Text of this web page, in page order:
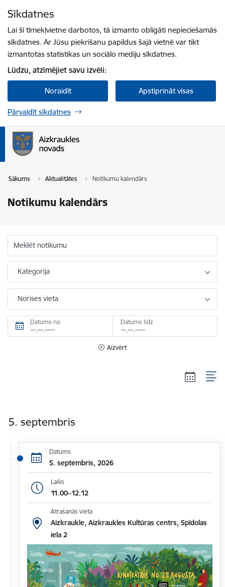
Sīkdatnes
Lai šī tīmekļvietne darbotos, tā izmanto obligāti nepieciešamās
sīkdatnes. Ar Jūsu piekrišanu papildus šajā vietnē var tikt
izmantotas statistikas un sociālo mediju sīkdatnes.
Lūdzu, atzīmējiet savu izvēli:
Noraidīt Apstiprināt visas
Pārvaldīt sīkdatnes
Sākums Aktualitātes Notikumu kalendārs
Notikumu kalendārs
Meklēt notikumu
Kategorija
Norises vieta
Datums no Datums līdz
Aizvērt
5. septembris
Datums
5. septembris, 2026
Laiks
11.00–12.12
Atrašanās vieta
Aizkraukle, Aizkraukles Kultūras centrs, Spīdolas
iela 2